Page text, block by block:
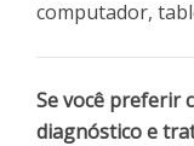
computador,
Se você preferir
diagnóstico e